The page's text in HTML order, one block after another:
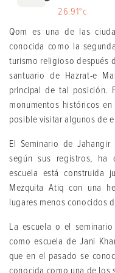
26.91°c
Qom es una de las
conocida como la
turismo religioso después
santuario de Hazrat-e
principal de tal posición.
monumentos históricos
posible visitar algunos de
El Seminario de
según sus registros, ha
escuela está construida
Mezquita Atiq con una
lugares menos conocidos
La escuela o el
como escuela de Jani
que en el pasado se
conocida como una de los